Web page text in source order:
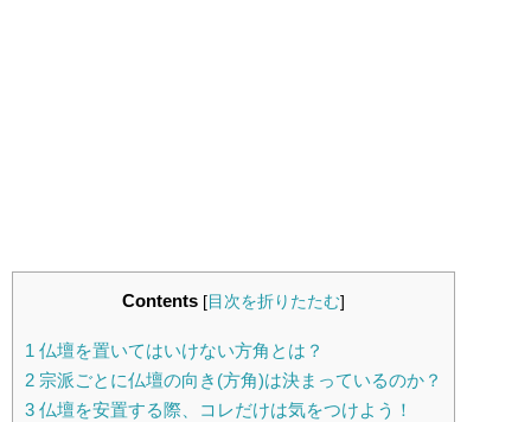
Contents [ 目次を折りたたむ]
1 仏壇を置いてはいけない方角とは？
2 宗派ごとに仏壇の向き(方角)は決まっているのか？
3 仏壇を安置する際、コレだけは気をつけよう！